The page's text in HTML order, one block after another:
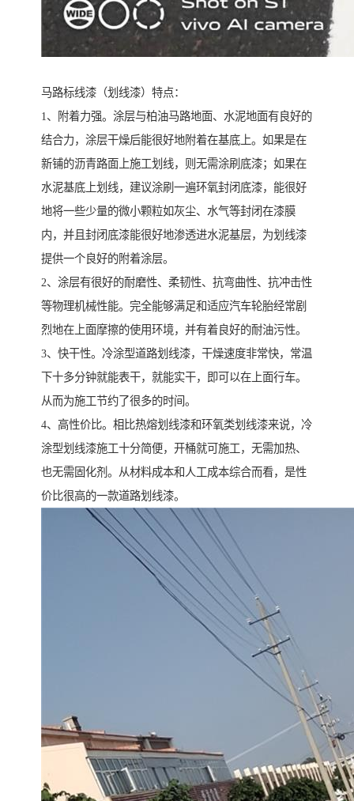
马路标线漆（划线漆）特点：
1、附着力强。涂层与柏油马路地面、水泥地面有良好的
结合力，涂层干燥后能很好地附着在基底上。如果是在
新铺的沥青路面上施工划线，则无需涂刷底漆；如果在
水泥基底上划线，建议涂刷一遍环氧封闭底漆，能很好
地将一些少量的微小颗粒如灰尘、水气等封闭在漆膜
内，并且封闭底漆能很好地渗透进水泥基层，为划线漆
提供一个良好的附着涂层。
2、涂层有很好的耐磨性、柔韧性、抗弯曲性、抗冲击性
等物理机械性能。完全能够满足和适应汽车轮胎经常剧
烈地在上面摩擦的使用环境，并有着良好的耐油污性。
3、快干性。冷涂型道路划线漆，干燥速度非常快，常温
下十多分钟就能表干，就能实干，即可以在上面行车。
从而为施工节约了很多的时间。
4、高性价比。相比热熔划线漆和环氧类划线漆来说，冷
涂型划线漆施工十分简便，开桶就可施工，无需加热、
也无需固化剂。从材料成本和人工成本综合而看，是性
价比很高的一款道路划线漆。